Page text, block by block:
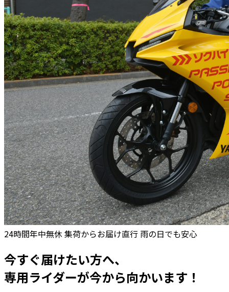
24時間年中無休 集荷からお届け直行 雨の日でも安心
今すぐ届けたい方へ、
専用ライダーが今から向かいます！